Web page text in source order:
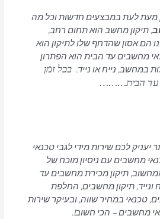
מעת לעת במבצעים חדשות וכל מה
, תיקון מחשב הוא תחום רחב,
הם אסון שהדחף שלו לתיקון הוא
מחשבים עד הבית הוא הפתרון
במחשב, נייח או נייד. בכל זמן
יעניק לכם שירות מידי לגבי טכנאי
מחשבים עם ניסיון מוכח של
תיקון מכירת מחשבים עד
ונייד, תיקון מחשבים, החלפת
טכנאי במחיר שווה, ובעיקר שירות
מחשבים – הכי חשוב!.